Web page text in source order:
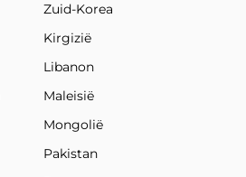
Zuid-Korea
Kirgizië
Libanon
Maleisië
Mongolië
Pakistan